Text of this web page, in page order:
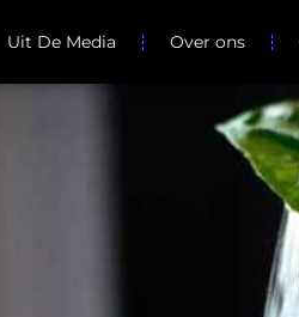
Uit De Media Over ons